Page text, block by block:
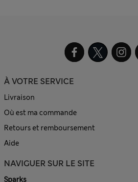
À VOTRE SERVICE
Livraison
Où est ma commande
Retours et remboursement
Aide
NAVIGUER SUR LE SITE
Sparks